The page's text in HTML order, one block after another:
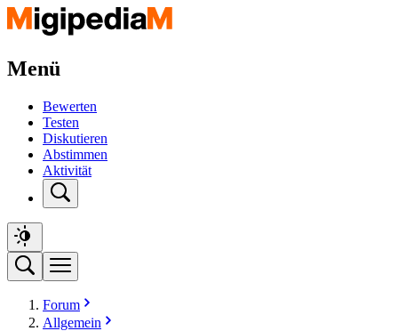
Menü
Bewerten
Testen
Diskutieren
Abstimmen
Aktivität
Forum
Allgemein